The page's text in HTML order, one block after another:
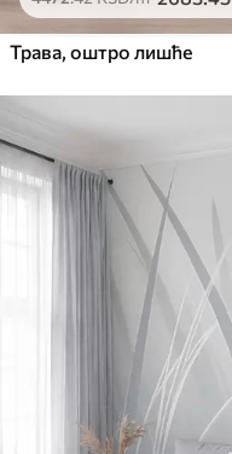
Трава, оштро лишће